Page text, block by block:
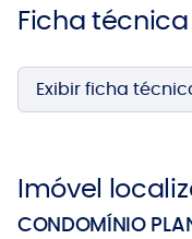
Ficha técnica
Exibir ficha
Imóvel
CONDOMÍNIO